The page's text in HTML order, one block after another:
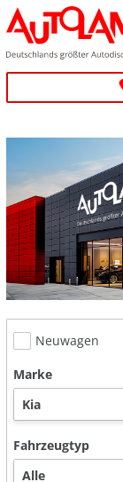
Neuwagen
Marke
Fahrzeugtyp